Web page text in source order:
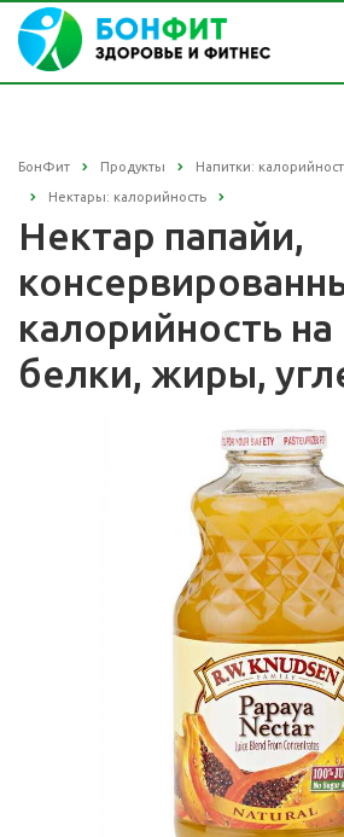
БонФит Продукты Напитки:
Нектары: калорийность
Нектар папайи,
калорийность на
белки, жиры,